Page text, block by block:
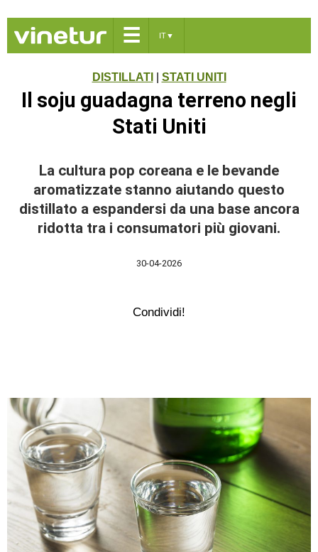
☰ IT▼
DISTILLATI STATI UNITI
Il soju guadagna terreno negli
Stati Uniti
La cultura pop coreana e le bevande
aromatizzate stanno aiutando questo
distillato a espandersi da una base ancora
ridotta tra i consumatori più giovani.
30-04-2026
Condividi!